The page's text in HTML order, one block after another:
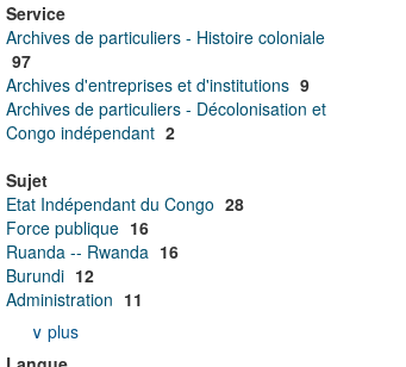
Service
Archives de particuliers - Histoire coloniale
97
Archives d'entreprises et d'institutions 9
Archives de particuliers - Décolonisation et
Congo indépendant 2
Sujet
Etat Indépendant du Congo 28
Force publique 16
Ruanda -- Rwanda 16
Burundi 12
Administration 11
∨ plus